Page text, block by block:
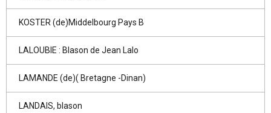
KOSTER (de)Middelbourg Pays B
LALOUBIE : Blason de Jean Lalo
LAMANDE (de)( Bretagne -Dinan)
LANDAIS, blason